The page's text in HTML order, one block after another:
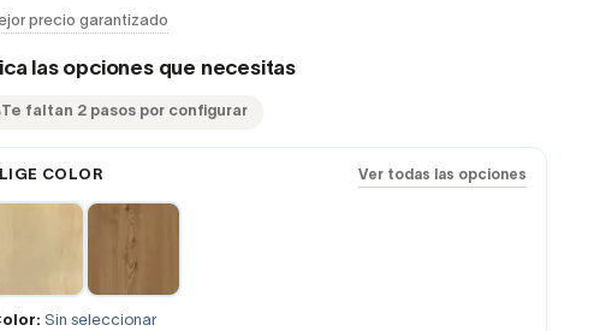
precio garantizado
las opciones que necesitas
Te faltan 2 pasos por configurar
COLOR Ver todas las opciones
Sin seleccionar